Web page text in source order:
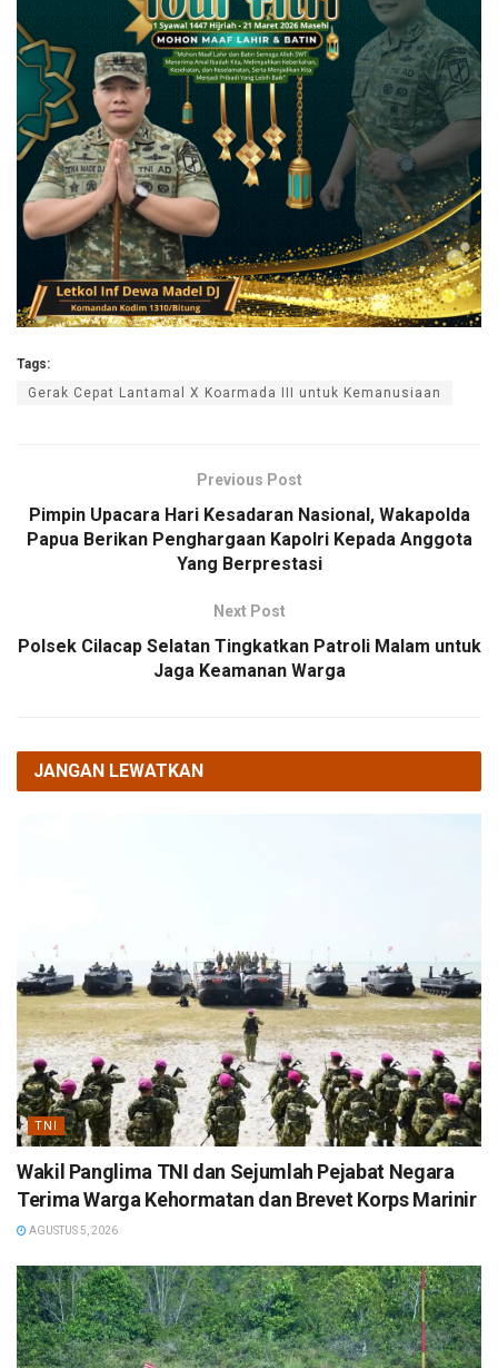
Tags:
Gerak Cepat Lantamal X Koarmada III untuk Kemanusiaan
Previous Post
Pimpin Upacara Hari Kesadaran Nasional, Wakapolda
Papua Berikan Penghargaan Kapolri Kepada Anggota
Yang Berprestasi
Next Post
Polsek Cilacap Selatan Tingkatkan Patroli Malam untuk
Jaga Keamanan Warga
JANGAN LEWATKAN
TNI
Wakil Panglima TNI dan Sejumlah Pejabat Negara
Terima Warga Kehormatan dan Brevet Korps Marinir
AGUSTUS 5, 2026